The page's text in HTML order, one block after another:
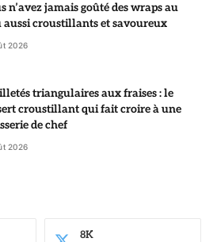
n’avez jamais goûté des wraps au
aussi croustillants et savoureux
2026
triangulaires aux fraises : le
croustillant qui fait croire à une
de chef
2026
8K